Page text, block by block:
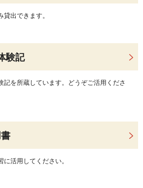
出できます。
験記
記を所蔵しています。どうぞご活用くださ
活用してください。